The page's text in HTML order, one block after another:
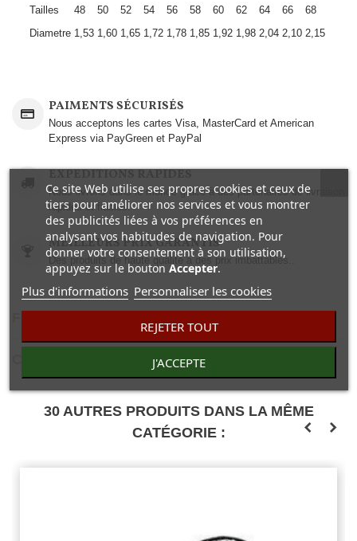
Tailles
48 50 52 54 56 58 60 62 64 66
68
Diametre 1,53 1,60 1,65 1,72 1,78 1,85 1,92 1,98 2,04 2,10 2,15
PAIMENTS SÉCURISÉS
Nous acceptons les cartes Visa, MasterCard et American
Express via PayGreen et PayPal
Nous livrons dans le monde grâce à des partenaires de livraison
rapides et fiables.
MEILLEURS PRIX GARANTIS
Des produits de haute qualité à des prix imbattables..
30 AUTRES PRODUITS DANS LA MÊME
CATÉGORIE :
Ce site Web utilise ses propres cookies et ceux de
tiers pour améliorer nos services et vous montrer
des publicités liées à vos préférences en
analysant vos habitudes de navigation. Pour
donner votre consentement à son utilisation,
appuyez sur le bouton Accepter.
Plus d'informations Personnaliser les cookies
REJETER TOUT
J'ACCEPTE